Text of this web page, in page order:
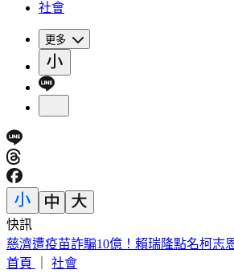
社會
更多
快訊
快訊／議員范織欽涉貪遭聲押 法院裁
首頁
社會